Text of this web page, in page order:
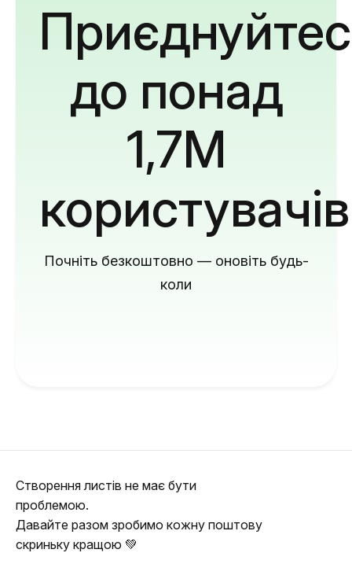
до понад
1,7M
користувачів
Почніть безкоштовно — оновіть будь-
коли
Створення листів не має бути
проблемою.
Давайте разом зробимо кожну поштову
скриньку кращою 💚